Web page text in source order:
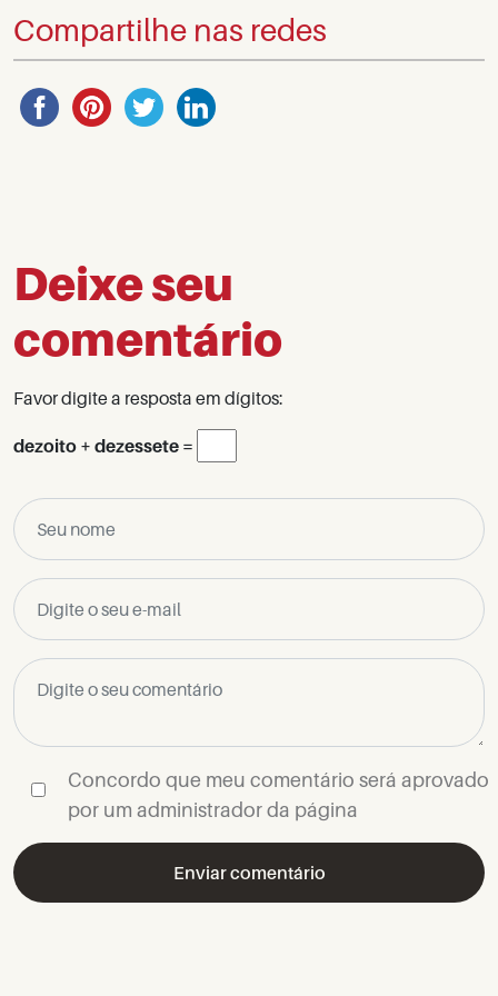
Compartilhe nas redes
Deixe seu
comentário
Concordo que meu comentário será aprovado
por um administrador da página
Favor digite a resposta em dígitos:
dezoito + dezessete =